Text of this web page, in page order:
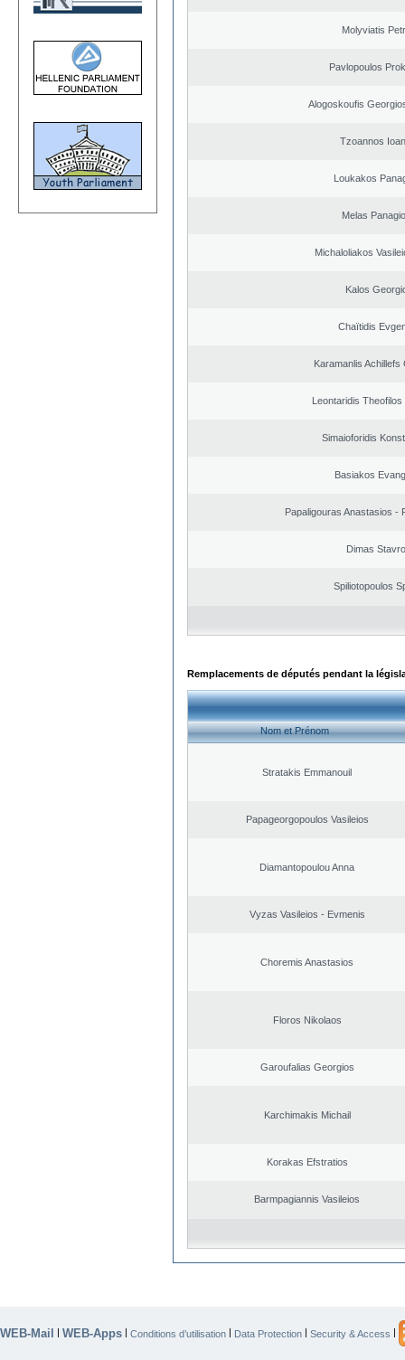
Molyviatis
Pavlopoulos
Alogoskoufis
Tzoannos
Loukakos
Melas
Michaloliakos
Kalos
Chaïtidis
Karamanlis Achillefs
Leontaridis
Simaioforidis
Basiakos
Papaligouras Anastasios -
Dimas
Spiliotopoulos
Remplacements de députés pendant la
Nom et Prénom
Stratakis Emmanouil
Papageorgopoulos Vasileios
Diamantopoulou Anna
Vyzas Vasileios - Evmenis
Choremis Anastasios
Floros Nikolaos
Garoufalias Georgios
Karchimakis Michail
Korakas Efstratios
Barmpagiannis Vasileios
WEB-Mail | WEB-Apps | Conditions d’utilisation | Data Protection | Security & Access |